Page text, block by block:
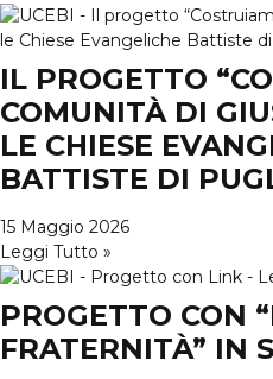
IL PROGETTO
COMUNITÀ DI
LE CHIESE
BATTISTE DI
15 Maggio 2026
Leggi Tutto »
PROGETTO CON
FRATERNITÀ” IN